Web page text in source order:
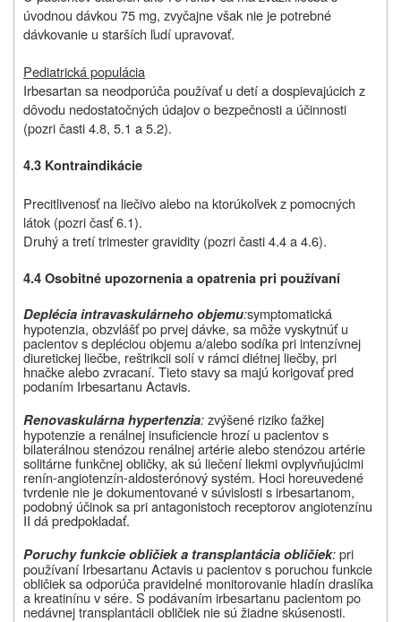
úvodnou dávkou 75 mg, zvyčajne však nie je potrebné
dávkovanie u starších ľudí upravovať.
Pediatrická populácia
Irbesartan sa neodporúča používať u detí a dospievajúcich z
dôvodu nedostatočných údajov o bezpečnosti a účinnosti
(pozri časti 4.8, 5.1 a 5.2).
4.3 Kontraindikácie
Precitlivenosť na liečivo alebo na ktorúkoľvek z pomocných
látok (pozri časť 6.1).
Druhý a tretí trimester gravidity (pozri časti 4.4 a 4.6).
4.4 Osobitné upozornenia a opatrenia pri používaní
Deplécia intravaskulárneho objemu:symptomatická
hypotenzia, obzvlášť po prvej dávke, sa môže vyskytnúť u
pacientov s depléciou objemu a/alebo sodíka pri intenzívnej
diuretickej liečbe, reštrikcii solí v rámci diétnej liečby, pri
hnačke alebo zvracaní. Tieto stavy sa majú korigovať pred
podaním Irbesartanu Actavis.
Renovaskulárna hypertenzia:zvýšené riziko ťažkej
hypotenzie a renálnej insuficiencie hrozí u pacientov s
bilaterálnou stenózou renálnej artérie alebo stenózou artérie
solitárne funkčnej obličky, ak sú liečení liekmi ovplyvňujúcimi
renín-angiotenzín-aldosterónový systém. Hoci horeuvedené
tvrdenie nie je dokumentované v súvislosti s irbesartanom,
podobný účinok sa pri antagonistoch receptorov angiotenzínu
II dá predpokladať.
Poruchy funkcie obličiek a transplantácia obličiek:pri
používaní Irbesartanu Actavis u pacientov s poruchou funkcie
obličiek sa odporúča pravidelné monitorovanie hladín draslíka
a kreatinínu v sére. S podávaním irbesartanu pacientom po
nedávnej transplantácii obličiek nie sú žiadne skúsenosti.